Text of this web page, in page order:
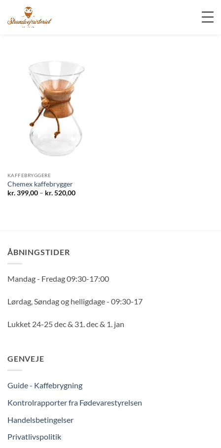
KAFFEBRYGGERE
Chemex kaffebrygger
kr.399,00 – kr.520,00Prisinterval:
ÅBNINGSTIDER
Mandag - Fredag 09:30-17:00
Lørdag, Søndag og helligdage - 09:30-17
Lukket 24-25 dec & 31. dec & 1. jan
GENVEJE
Guide - Kaffebrygning
Kontrolrapporter fra Fødevarestyrelsen
Handelsbetingelser
Privatlivspolitik